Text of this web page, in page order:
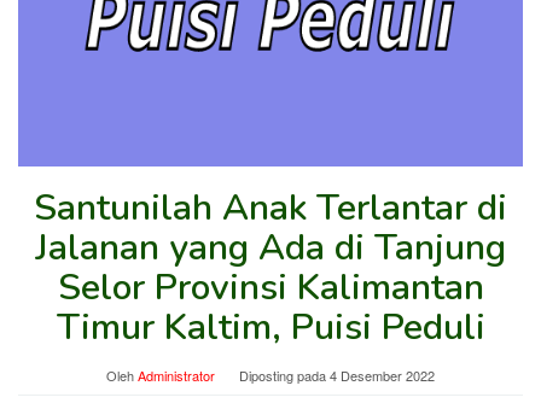
Santunilah Anak Terlantar di
Jalanan yang Ada di Tanjung
Selor Provinsi Kalimantan
Timur Kaltim, Puisi Peduli
OlehAdministrator Diposting pada4 Desember 2022